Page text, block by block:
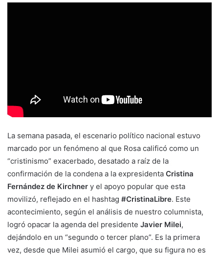
La semana pasada, el escenario político nacional estuvo
marcado por un fenómeno al que Rosa calificó como un
“cristinismo” exacerbado, desatado a raíz de la
confirmación de la condena a la expresidenta Cristina
Fernández de Kirchner y el apoyo popular que esta
movilizó, reflejado en el hashtag #CristinaLibre. Este
acontecimiento, según el análisis de nuestro columnista,
logró opacar la agenda del presidente Javier Milei,
dejándolo en un “segundo o tercer plano”. Es la primera
vez, desde que Milei asumió el cargo, que su figura no es